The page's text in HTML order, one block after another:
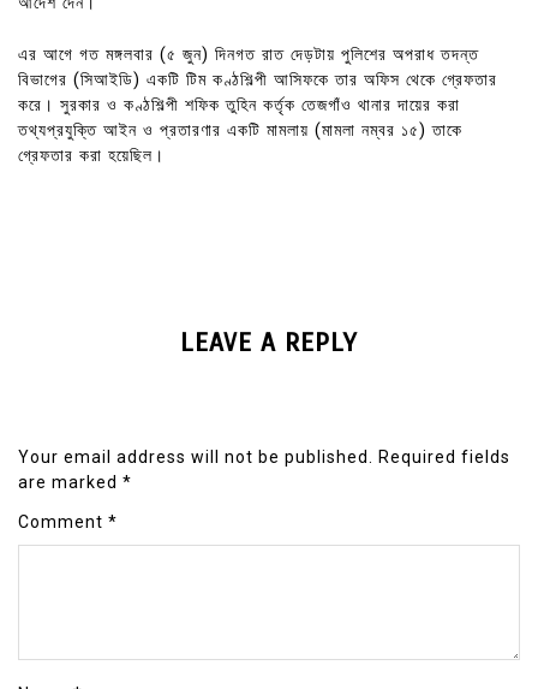
এর আগে গত মঙ্গলবার (৫ জুন) দিনগত রাত দেড়টায় পুলিশের অপরাধ তদন্ত
বিভাগের (সিআইডি) একটি টিম কণ্ঠশিল্পী আসিফকে তার অফিস থেকে গ্রেফতার
করে। সুরকার ও কণ্ঠশিল্পী শফিক তুহিন কর্তৃক তেজগাঁও থানার দায়ের করা
তথ্যপ্রযুক্তি আইন ও প্রতারণার একটি মামলায় (মামলা নম্বর ১৫) তাকে
গ্রেফতার করা হয়েছিল।
LEAVE A REPLY
Your email address will not be published. Required fields
are marked *
Comment *